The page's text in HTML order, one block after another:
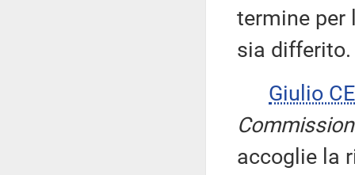
termine per
sia differito.
Giulio
accoglie la